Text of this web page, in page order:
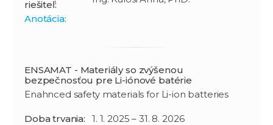
riešiteľ:
Anotácia:
ENSAMAT - Materiály so zvýšenou
bezpečnosťou pre Li-iónové batérie
Enahnced safety materials for Li-ion batteries
Doba trvania:
1. 1. 2025 – 31. 8. 2026